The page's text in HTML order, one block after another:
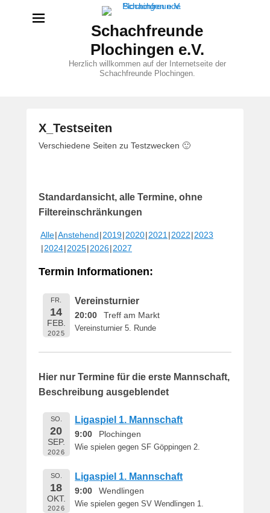
Schachfreunde
Plochingen e.V.
Herzlich willkommen auf der Internetseite der
Schachfreunde Plochingen.
X_Testseiten
V
f
f
n
6
M
Verschiedene Seiten zu Testzwecken 🙂
Standardansicht, alle Termine, ohne
Filtereinschränkungen
Alle Anstehend 2019 2020 2021 2022 2023
2024 2025 2026 2027
Termin Informationen:
FR.
14
FEB.
2025
Vereinsturnier
20:00 Treff am Markt
Vereinsturnier 5. Runde
Hier nur Termine für die erste Mannschaft,
Beschreibung ausgeblendet
SO.
20
SEP.
2026
Ligaspiel 1. Mannschaft
9:00 Plochingen
Wie spielen gegen SF Göppingen 2.
SO.
18
OKT.
2026
Ligaspiel 1. Mannschaft
9:00 Wendlingen
Wie spielen gegen SV Wendlingen 1.